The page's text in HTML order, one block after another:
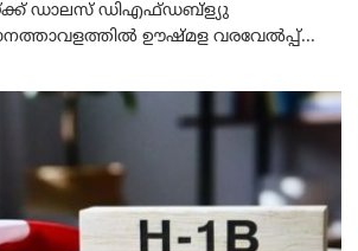
ഡാലസ് ഡിഎഫ്ഡബ്ള്യു
ഊഷ്മള വരവേൽപ്പ്...